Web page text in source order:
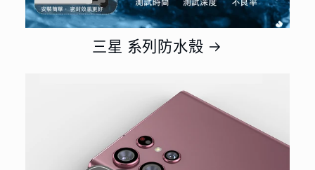
三星 系列防水殼